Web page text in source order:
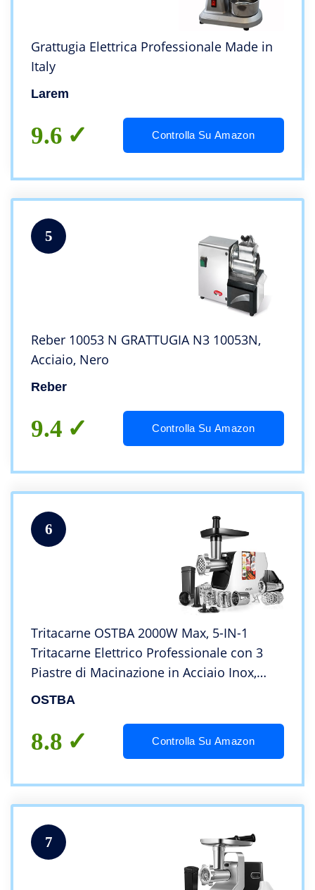
Grattugia Elettrica Professionale Made in
Italy
Larem
9.6 Controlla Su Amazon
5
Reber 10053 N GRATTUGIA N3 10053N,
Acciaio, Nero
Reber
9.4 Controlla Su Amazon
6
Tritacarne OSTBA 2000W Max, 5-IN-1
Tritacarne Elettrico Professionale con 3
Piastre di Macinazione in Acciaio Inox,
Macchina Salsiccia, Grattugia,
Kubbe, Bianco
OSTBA
8.8 Controlla Su Amazon
7